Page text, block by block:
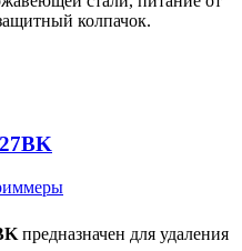
колпачок.
предназначен для удаления